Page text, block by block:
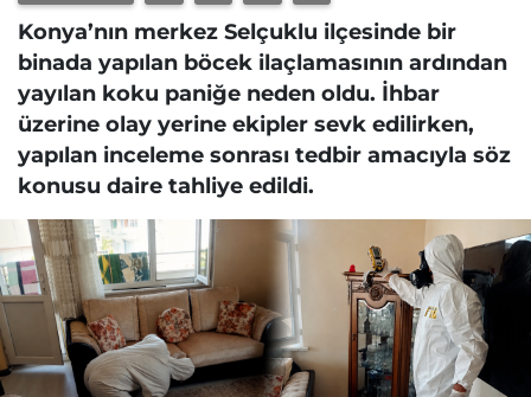
Konya’nın merkez Selçuklu ilçesinde bir
binada yapılan böcek ilaçlamasının ardından
yayılan koku paniğe neden oldu. İhbar
üzerine olay yerine ekipler sevk edilirken,
yapılan inceleme sonrası tedbir amacıyla söz
konusu daire tahliye edildi.